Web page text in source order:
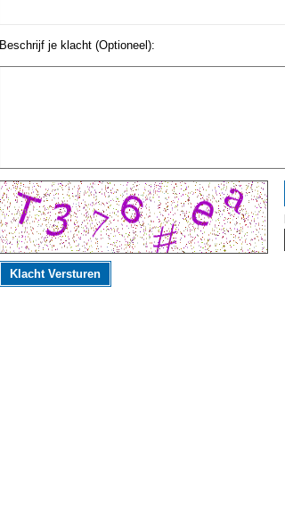
Beschrijf je klacht (Optioneel):
Klacht Versturen